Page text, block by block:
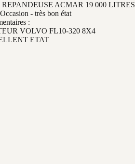
REPANDEUSE ACMAR 19 000 LITRES
- très bon état
:
VOLVO FL10-320 8X4
ETAT